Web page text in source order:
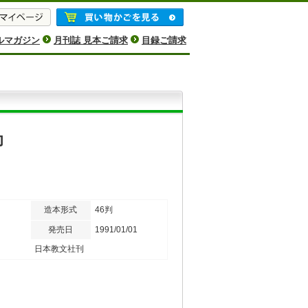
マガジン 月刊誌 見本ご請求 目録ご請求
造本形式 46判
発売日
1991/01/01
日本教文社刊